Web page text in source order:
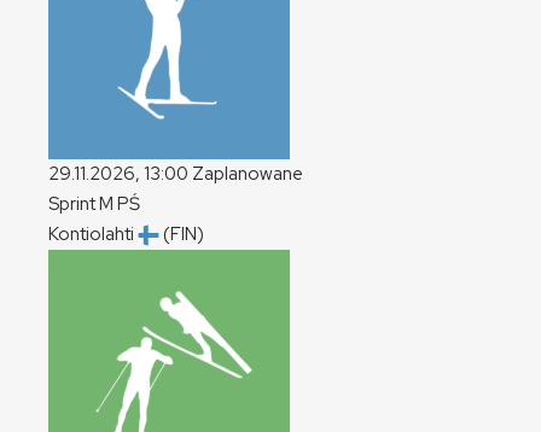
29.11.2026, 13:00 Zaplanowane
SprintM PŚ
Kontiolahti
(FIN)